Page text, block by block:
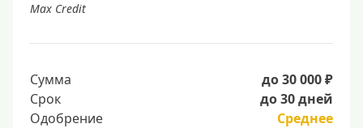
Max Credit
Сумма
до 30 000 ₽
Срок
до 30 дней
Одобрение
Среднее